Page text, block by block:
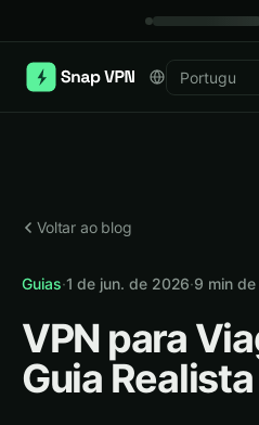
Select
Voltar ao blog
Guias·1 de jun. de 2026·9 min de
VPN para
Guia